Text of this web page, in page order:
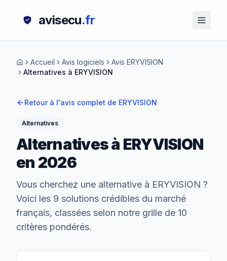
avisecu.fr
Accueil Avis logiciels
Avis ERYVISION
Alternatives à ERYVISION
Retour à l'avis complet de ERYVISION
Alternatives
Alternatives à ERYVISION
en 2026
Vous cherchez une alternative à ERYVISION ?
Voici les 9 solutions crédibles du marché
français, classées selon notre grille de 10
critères pondérés.